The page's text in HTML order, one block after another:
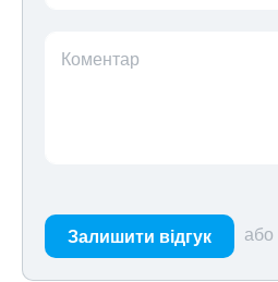
Коментар
Залишити відгук або